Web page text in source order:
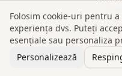
Termeni de utilizarePolitica
Business
Folosim cookie-uri pentru
experiența dvs. Puteți
esențiale sau personaliza
Personalizează